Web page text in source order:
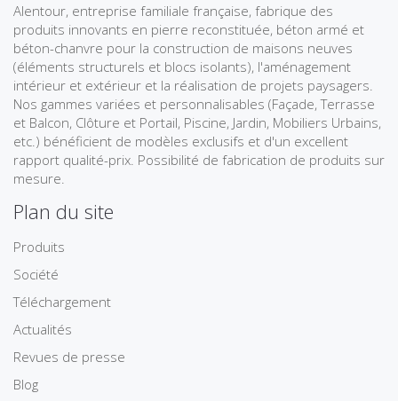
Alentour, entreprise familiale française, fabrique des
produits innovants en pierre reconstituée, béton armé et
béton-chanvre pour la construction de maisons neuves
(éléments structurels et blocs isolants), l'aménagement
intérieur et extérieur et la réalisation de projets paysagers.
Nos gammes variées et personnalisables (Façade, Terrasse
et Balcon, Clôture et Portail, Piscine, Jardin, Mobiliers Urbains,
etc.) bénéficient de modèles exclusifs et d'un excellent
rapport qualité-prix. Possibilité de fabrication de produits sur
mesure.
Plan du site
Produits
Société
Téléchargement
Actualités
Revues de presse
Blog